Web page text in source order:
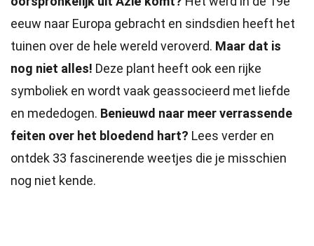
eeuw naar Europa gebracht en sindsdien heeft het
tuinen over de hele wereld veroverd. Maar dat is
nog niet alles! Deze plant heeft ook een rijke
symboliek en wordt vaak geassocieerd met liefde
en mededogen. Benieuwd naar meer verrassende
feiten over het bloedend hart? Lees verder en
ontdek 33 fascinerende weetjes die je misschien
nog niet kende.